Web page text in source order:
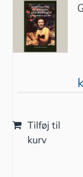
Tilføj til
kurv